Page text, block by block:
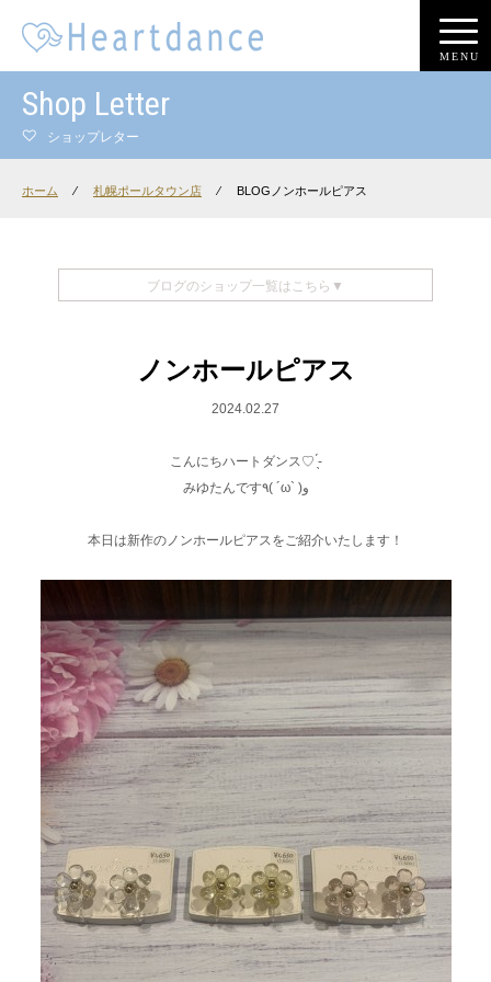
MENU
Shop Letter
ショップレター
ホーム ⁄ 札幌ポールタウン店 ⁄ BLOGノンホールピアス
ブログのショップ一覧はこちら▼
ノンホールピアス
2024.02.27
こんにちハートダンス♡ ̖́-
みゆたんです٩( ´ω` )و
本日は新作のノンホールピアスをご紹介いたします！